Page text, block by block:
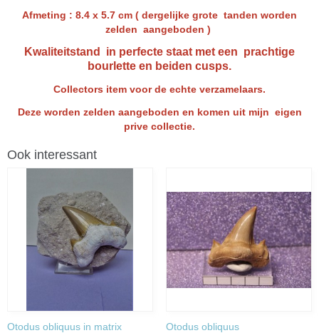
Afmeting : 8.4 x 5.7 cm ( dergelijke grote tanden worden
zelden aangeboden )
Kwaliteitstand in perfecte staat met een prachtige
bourlette en beiden cusps.
Collectors item voor de echte verzamelaars.
Deze worden zelden aangeboden en komen uit mijn eigen
prive collectie.
Ook interessant
Otodus obliquus in matrix Otodus obliquus